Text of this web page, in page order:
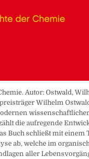
Autor: Ostwald,
Wilhelm
die aufregende
Buch schließt mit einem
ab, welche im
aller